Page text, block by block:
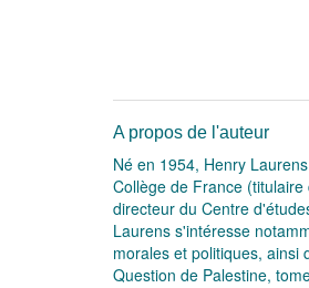
A propos de l'auteur
Né en 1954, Henry
Collège de France
directeur du Centre
Laurens s'intéresse
morales et politiques, ainsi
Question de Palestine,